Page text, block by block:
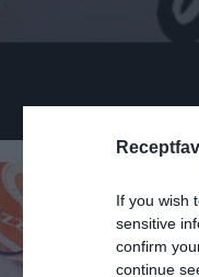
If you wish
sensitive
confirm
continue